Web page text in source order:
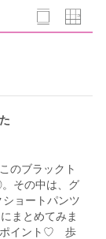
のブラックト
その中は、グ
ョートパンツ
まとめてみま
ポイント♡ 歩